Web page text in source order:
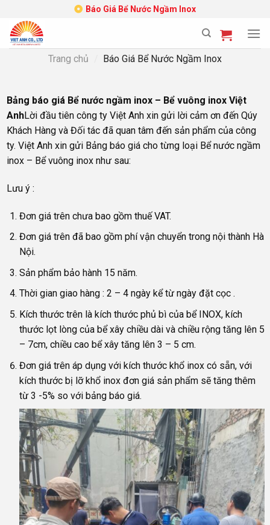
content
Báo Giá Bể Nước Ngầm Inox
Trang chủ Báo Giá Bể Nước Ngầm Inox
Bảng báo giá Bể nước ngầm inox – Bể vuông inox Việt
AnhLời đầu tiên công ty Việt Anh xin gửi lời cảm ơn đến Qúy
Khách Hàng và Đối tác đã quan tâm đến sản phẩm của công
ty. Việt Anh xin gửi Bảng báo giá cho từng loại Bể nước ngầm
inox – Bể vuông inox như sau:
Lưu ý :
Đơn giá trên chưa bao gồm thuế VAT.
Đơn giá trên đã bao gồm phí vận chuyển trong nội thành Hà
Nội.
Sản phẩm bảo hành 15 năm.
Thời gian giao hàng : 2 – 4 ngày kể từ ngày đặt cọc .
Kích thước trên là kích thước phủ bì của bể INOX, kích
thước lọt lòng của bể xây chiều dài và chiều rộng tăng lên 5
– 7cm, chiều cao bể xây tăng lên 3 – 5 cm.
Đơn giá trên áp dụng với kích thước khổ inox có sẵn, với
kích thước bị lỡ khổ inox đơn giá sản phẩm sẽ tăng thêm
từ 3 -5% so với bảng báo giá.